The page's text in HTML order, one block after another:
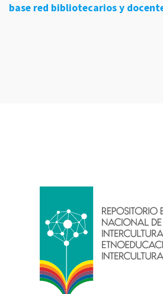
base red bibliotecarios y